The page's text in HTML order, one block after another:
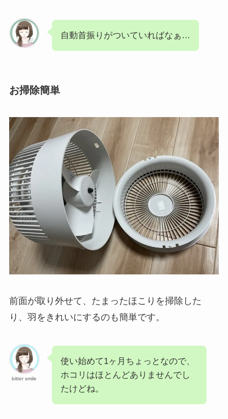
自動首振りがついていればなぁ…
お掃除簡単
前面が取り外せて、たまったほこりを掃除した
り、羽をきれいにするのも簡単です。
bitter smile
使い始めて1ヶ月ちょっとなので、
ホコリはほとんどありませんでし
たけどね。